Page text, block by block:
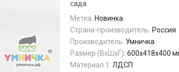
сада.
Метка: Новинка
Страна-производитель: Россия
Производитель: Умничка
Размер (ВхШхГ): 600х418х400
Материал 1: ЛДСП